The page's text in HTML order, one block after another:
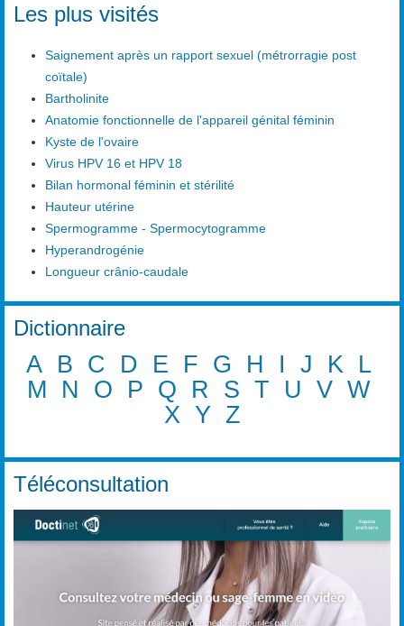
Les plus visités
Saignement après un rapport sexuel (métrorragie post
coïtale)
Bartholinite
Anatomie fonctionnelle de l'appareil génital féminin
Kyste de l'ovaire
Virus HPV 16 et HPV 18
Bilan hormonal féminin et stérilité
Hauteur utérine
Spermogramme - Spermocytogramme
Hyperandrogénie
Longueur crânio-caudale
Dictionnaire
A B C D E F G H I J K
L
M
N O P Q R S T U V W
X Y Z
Téléconsultation